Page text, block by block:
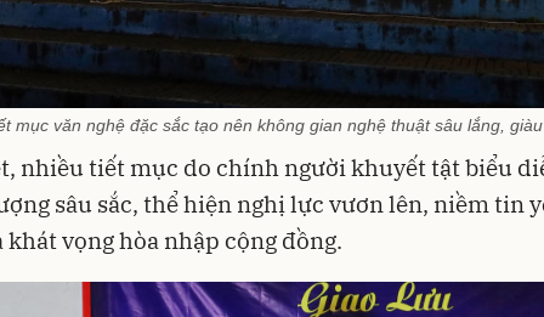
mục văn nghệ đặc sắc tạo nên không gian nghệ thuật sâu lắng,
nhiều tiết mục do chính người khuyết tật biểu
sâu sắc, thể hiện nghị lực vươn lên, niềm tin
khát vọng hòa nhập cộng đồng.